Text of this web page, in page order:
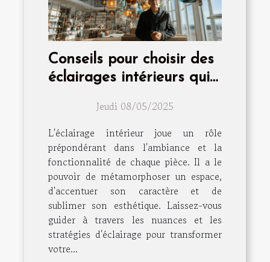
Conseils pour choisir des
éclairages intérieurs qui
Jeudi 08/05/2025
L'éclairage intérieur joue un rôle
prépondérant dans l'ambiance et la
fonctionnalité de chaque pièce. Il a le
pouvoir de métamorphoser un espace,
d'accentuer son caractère et de
sublimer son esthétique. Laissez-vous
guider à travers les nuances et les
stratégies d'éclairage pour transformer
votre...